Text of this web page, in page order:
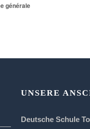
générale
UNSERE
Deutsche Schule